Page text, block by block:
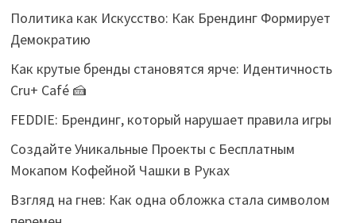
Политика как Искусство: Как Брендинг Формирует
Демократию
Как крутые бренды становятся ярче: Идентичность
Cru+ Café 🍰
FEDDIE: Брендинг, который нарушает правила игры
Создайте Уникальные Проекты с Бесплатным
Мокапом Кофейной Чашки в Руках
Взгляд на гнев: Как одна обложка стала символом